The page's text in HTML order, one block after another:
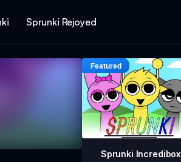
Sprunki Rejoyed
Sprunki Incredibox